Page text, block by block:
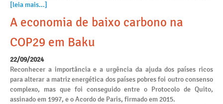
[leia mais...]
A economia de baixo carbono na
COP29 em Baku
22/09/2024
Reconhecer a importância e a urgência da ajuda dos países ricos
para alterar a matriz energética dos países pobres foi outro consenso
complexo, mas que foi conseguido entre o Protocolo de Quito,
assinado em 1997, e o Acordo de Paris, firmado em 2015.